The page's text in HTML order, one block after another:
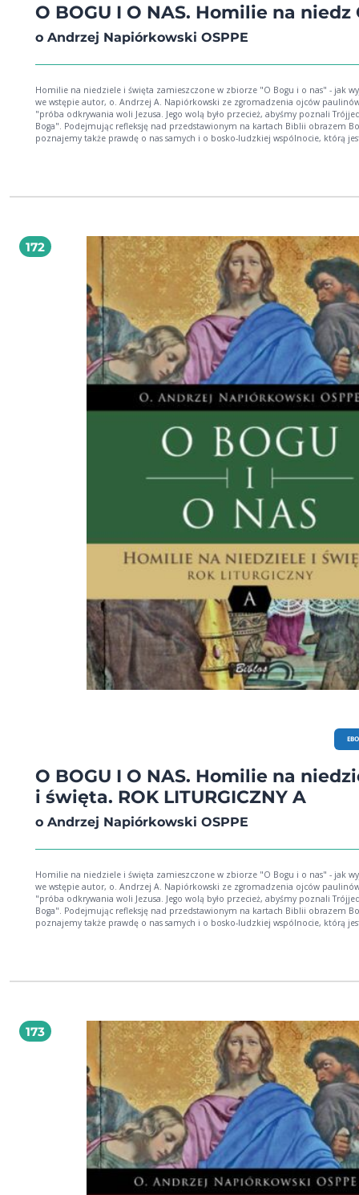
O BOGU I O NAS. Homilie na niedz
o Andrzej Napiórkowski OSPPE
Homilie na niedziele i święta zamieszczone w zbiorze "O Bogu i o nas" - jak
we wstępie autor, o. Andrzej A. Napiórkowski ze zgromadzenia ojców
"próba odkrywania woli Jezusa. Jego wolą było przecież, abyśmy poznali
Boga". Podejmując refleksję nad przedstawionym na kartach Biblii obrazem
poznajemy także prawdę o nas samych i o bosko-ludzkiej wspólnocie, którą
172
O BOGU I O NAS. Homilie na
i święta. ROK LITURGICZNY A
o Andrzej Napiórkowski OSPPE
Homilie na niedziele i święta zamieszczone w zbiorze "O Bogu i o nas" - jak
we wstępie autor, o. Andrzej A. Napiórkowski ze zgromadzenia ojców
"próba odkrywania woli Jezusa. Jego wolą było przecież, abyśmy poznali
Boga". Podejmując refleksję nad przedstawionym na kartach Biblii obrazem
poznajemy także prawdę o nas samych i o bosko-ludzkiej wspólnocie, którą
173